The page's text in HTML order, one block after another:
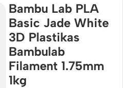
Bambu Lab PLA
Basic Jade White
3D Plastikas
Bambulab
Filament 1.75mm
1kg